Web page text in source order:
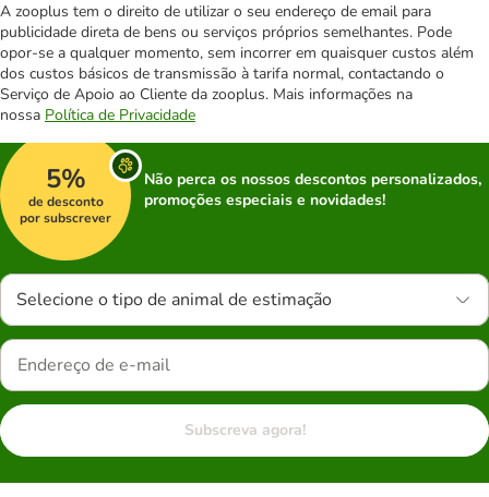
A zooplus tem o direito de utilizar o seu endereço de email para
publicidade direta de bens ou serviços próprios semelhantes. Pode
opor-se a qualquer momento, sem incorrer em quaisquer custos além
dos custos básicos de transmissão à tarifa normal, contactando o
Serviço de Apoio ao Cliente da zooplus. Mais informações na
nossa Política de Privacidade
5%
de desconto
por subscrever
Não perca os nossos descontos personalizados,
promoções especiais e novidades!
Selecione o tipo de animal de estimação
Subscreva agora!